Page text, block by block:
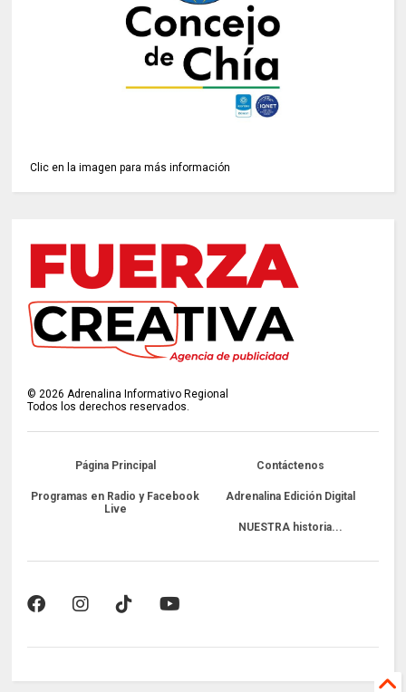
Clic en la imagen para más información
©2026 Adrenalina Informativo Regional
Todos los derechos reservados.
Página Principal Contáctenos
Programas en Radio y Facebook
Live
Adrenalina Edición Digital
NUESTRA historia...